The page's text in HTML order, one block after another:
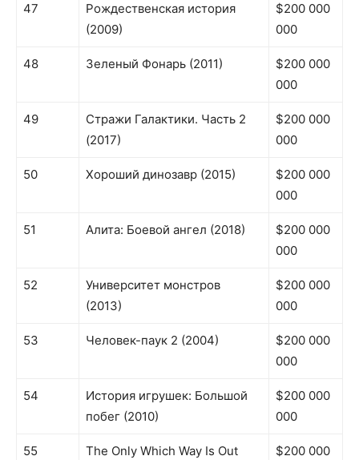
47
Рождественская история
(2009)
$200 000
000
48 Зеленый Фонарь (2011)
$200 000
000
49
Стражи Галактики. Часть 2
(2017)
$200 000
000
50 Хороший динозавр (2015)
$200 000
000
51 Алита: Боевой ангел (2018)
$200 000
000
52
Университет монстров
(2013)
$200 000
000
53 Человек-паук 2 (2004)
$200 000
000
54
История игрушек: Большой
побег (2010)
$200 000
000
55 The Only Which Way Is Out
$200 000